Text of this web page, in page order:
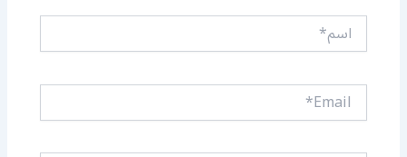
اسم*
Email*